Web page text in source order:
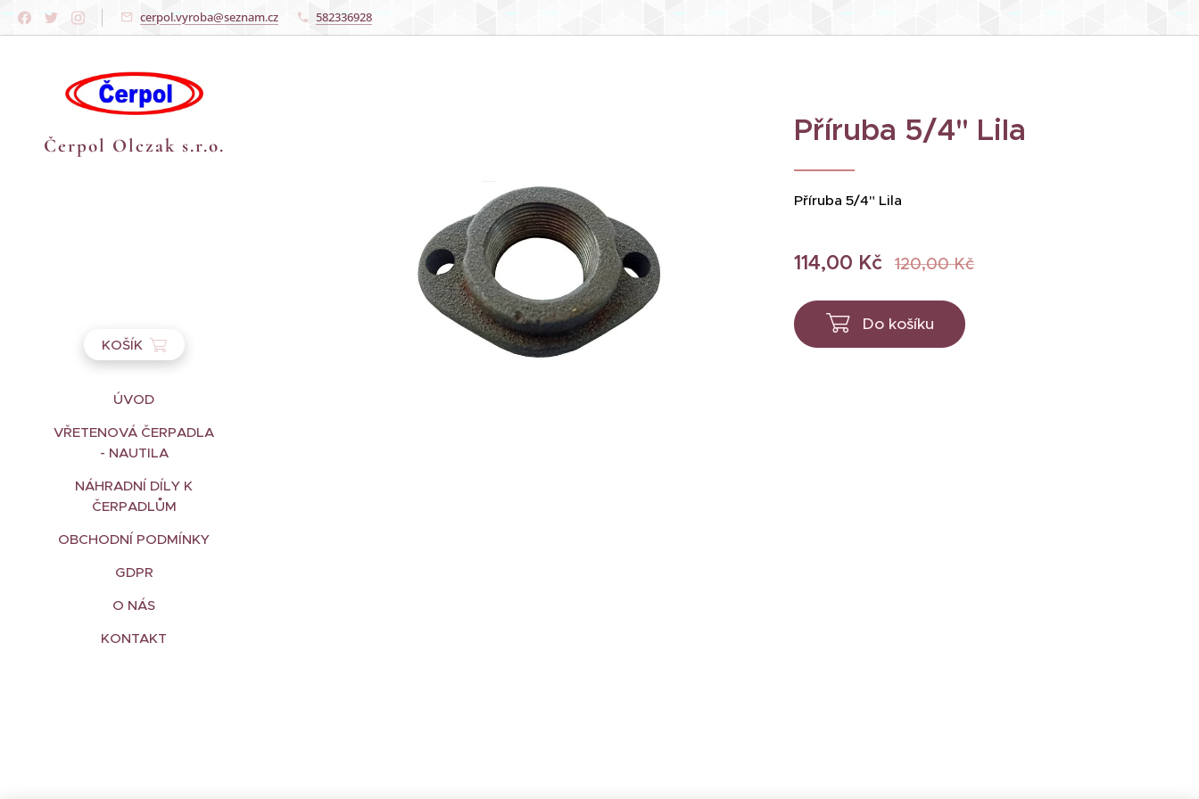
cerpol.vyroba@seznam.cz 582336928
Čerpol Olczak s.r.o.
KOŠÍK
ÚVOD
VŘETENOVÁ ČERPADLA
- NAUTILA
NÁHRADNÍ DÍLY K
ČERPADLŮM
OBCHODNÍ PODMÍNKY
GDPR
O NÁS
KONTAKT
Příruba 5/4" Lila
Příruba 5/4" Lila
114,00 Kč 120,00Kč
Do košíku